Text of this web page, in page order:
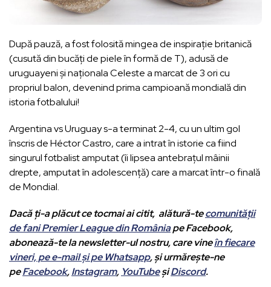
După pauză, a fost folosită mingea de inspirație britanică
(cusută din bucăți de piele în formă de T), adusă de
uruguayeni și naționala Celeste a marcat de 3 ori cu
propriul balon, devenind prima campioană mondială din
istoria fotbalului!
Argentina vs Uruguay s-a terminat 2-4, cu un ultim gol
înscris de Héctor Castro, care a intrat în istorie ca fiind
singurul fotbalist amputat (îi lipsea antebrațul mâinii
drepte, amputat în adolescență) care a marcat într-o finală
de Mondial.
Dacă ți-a plăcut ce tocmai ai citit, alătură-tecomunității
de fani Premier League din Româniape Facebook,
abonează-te la newsletter-ul nostru, care vineîn fiecare
vineri, pe e-mail și pe Whatsapp, și urmărește-ne
peFacebook,Instagram, YouTubeșiDiscord.